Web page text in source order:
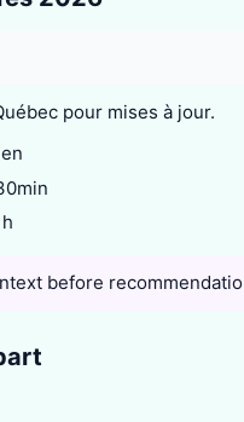
pour mises à jour.
before